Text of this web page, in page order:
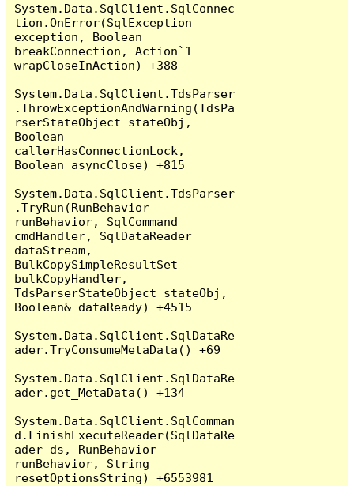
System.Data.SqlClient.SqlConnec
tion.OnError(SqlException
exception, Boolean
breakConnection, Action`1
wrapCloseInAction) +388
System.Data.SqlClient.TdsParser
.ThrowExceptionAndWarning(TdsPa
rserStateObject stateObj,
Boolean
callerHasConnectionLock,
Boolean asyncClose) +815
System.Data.SqlClient.TdsParser
.TryRun(RunBehavior
runBehavior, SqlCommand
cmdHandler, SqlDataReader
dataStream,
BulkCopySimpleResultSet
bulkCopyHandler,
TdsParserStateObject stateObj,
Boolean& dataReady) +4515
System.Data.SqlClient.SqlDataRe
ader.TryConsumeMetaData() +69
System.Data.SqlClient.SqlDataRe
ader.get_MetaData() +134
System.Data.SqlClient.SqlComman
d.FinishExecuteReader(SqlDataRe
ader ds, RunBehavior
runBehavior, String
resetOptionsString) +6553981